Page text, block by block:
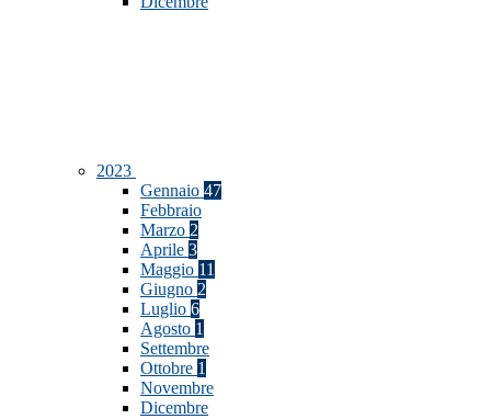
2023
Gennaio 47
Febbraio
Marzo 2
Aprile 3
Maggio 11
Giugno 2
Luglio 6
Agosto 1
Settembre
Ottobre 1
Novembre
Dicembre